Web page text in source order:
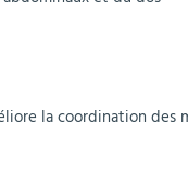
la coordination des